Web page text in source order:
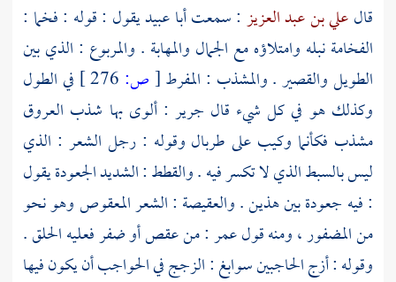
قالعلي بن عبد العزيز : سمعتأبا عبيديقول : قوله : فخما :
الفخامة نبله وامتلاؤه مع الجمال والمهابة . والمربوع : الذي بين
الطويل والقصير . والمشذب : المفرط[ص:
في الطول
وكذلك هو في كل شيء قال جرير : ألوى بها شذب العروق
مشذب فكأنما وكيب على طربال وقوله : رجل الشعر : الذي
ليس بالسبط الذي لا تكسر فيه . والقطط : الشديد الجعودة يقول
: فيه جعودة بين هذين . والعقيصة : الشعر المعقوص وهو نحو
من المضفور ، ومنه قولعمر: من عقص أو ضفر فعليه الحلق .
وقوله : أزج الحاجبين سوابغ : الزجج في الحواجب أن يكون فيها